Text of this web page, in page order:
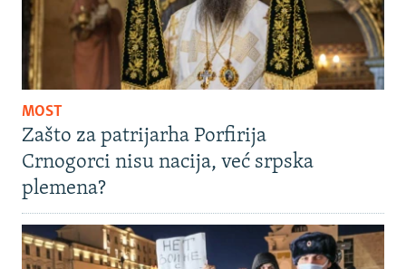
MOST
Zašto za patrijarha Porfirija
Crnogorci nisu nacija, već srpska
plemena?